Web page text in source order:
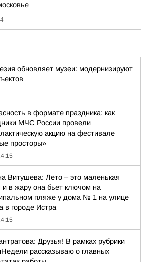
обновляет музеи: модернизируют
в формате праздника: как
МЧС России провели
акцию на фестивале
просторы»
Витушева: Лето – это маленькая
и в жару она бьет ключом на
пляже у дома № 1 на улице
в городе Истра
Друзья! В рамках рубрики
рассказываю о главных